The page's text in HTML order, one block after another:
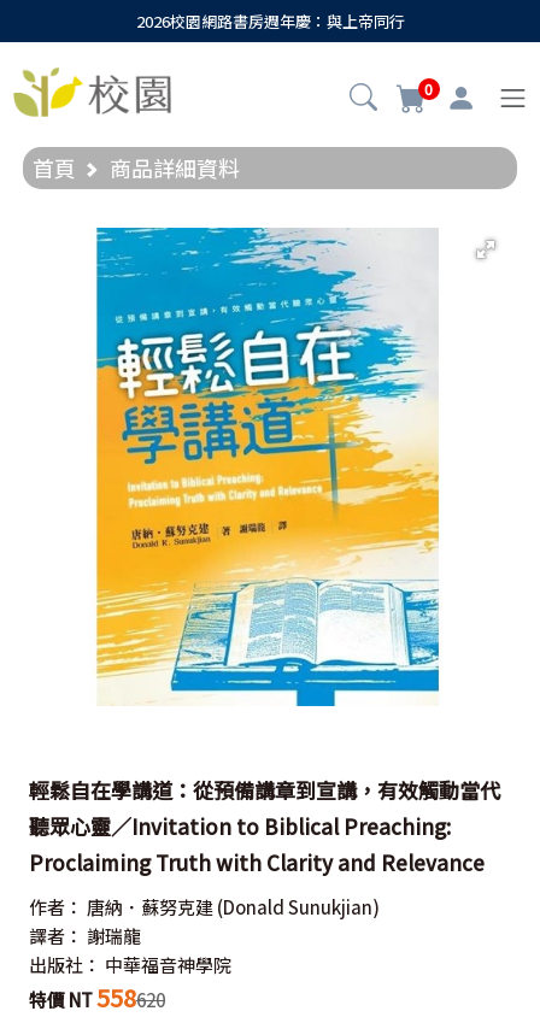
2026校園網路書房週年慶：與上帝同行
0
首頁 商品詳細資料
輕鬆自在學講道：從預備講章到宣講，有效觸動當代
聽眾心靈／Invitation to Biblical Preaching:
Proclaiming Truth with Clarity and Relevance
作者： 唐納．蘇努克建 (Donald Sunukjian)
譯者： 謝瑞龍
出版社： 中華福音神學院
特價 NT558620